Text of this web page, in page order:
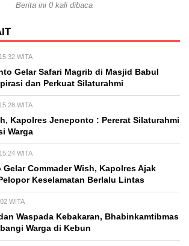
Berita ini 0 kali dibaca
WITA
Gelar Safari Magrib di Masjid Babul
dan Perkuat Silaturahmi
WITA
Kapolres Jeneponto : Pererat Silaturahmi
Warga
WITA
Gelar Commader Wish, Kapolres Ajak
Keselamatan Berlalu Lintas
WITA
Waspada Kebakaran, Bhabinkamtibmas
Warga di Kebun